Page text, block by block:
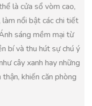
là cửa sổ vòm cao,
nổi bật các chi tiết
sáng mềm mại từ
bí và thu hút sự chú ý
cây xanh hay những
khiến căn phòng